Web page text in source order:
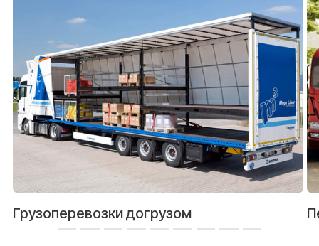
Грузоперевозки догрузом